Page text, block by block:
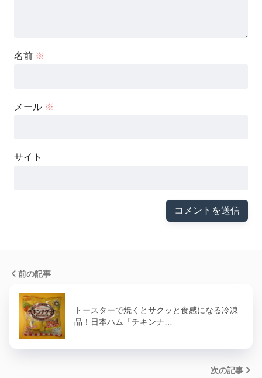
名前 ※
メール ※
サイト
前の記事
トースターで焼くとサクッと食感になる冷凍
品！日本ハム「チキンナ…
次の記事